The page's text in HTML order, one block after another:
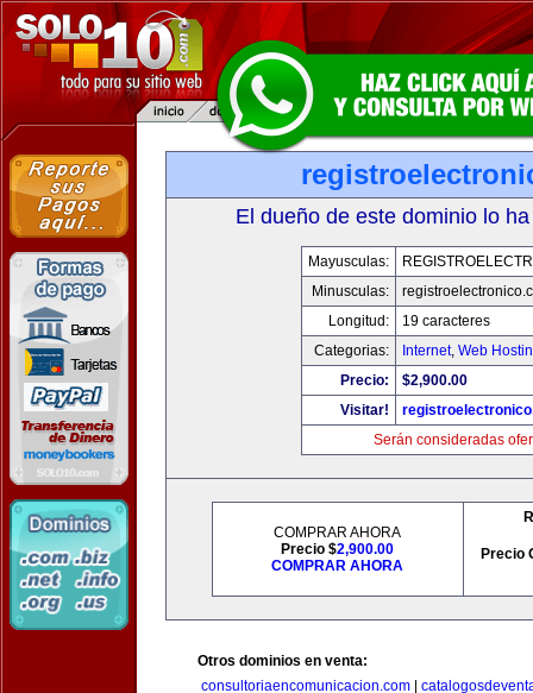
El dueño de este dominio lo
Mayusculas:
Minusculas:
Longitud:
19 caracteres
Categorias:
Internet, Web
Precio:
$2,900.00
Visitar!
Serán consideradas
COMPRAR AHORA
Precio $2,900.00
COMPRAR AHORA
Precio
Otros dominios en venta:
consultoriaencomunicacion.com